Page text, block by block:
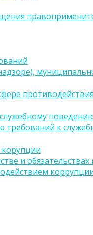
требований к
и